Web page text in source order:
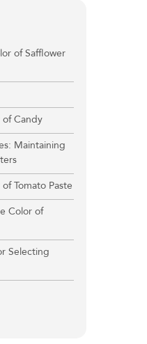
of Safflower
of Candy
Maintaining
Tomato Paste
Color of
Selecting